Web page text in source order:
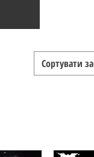
Сортувати за